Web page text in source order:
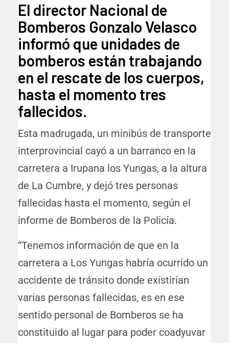
El director Nacional de
Bomberos Gonzalo Velasco
informó que unidades de
bomberos están trabajando
en el rescate de los cuerpos,
hasta el momento tres
fallecidos.
Esta madrugada, un minibús de transporte
interprovincial cayó a un barranco en la
carretera a Irupana los Yungas, a la altura
de La Cumbre, y dejó tres personas
fallecidas hasta el momento, según el
informe de Bomberos de la Policía.
“Tenemos información de que en la
carretera a Los Yungas habría ocurrido un
accidente de tránsito donde existirían
varias personas fallecidas, es en ese
sentido personal de Bomberos se ha
constituido al lugar para poder coadyuvar